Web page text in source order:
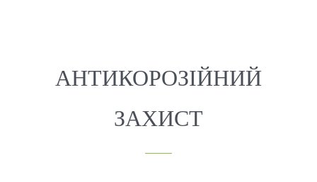
АНТИКОРОЗІЙНИЙ
ЗАХИСТ